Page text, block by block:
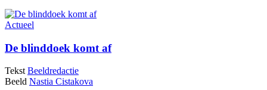
Actueel
De blinddoek komt af
Tekst Beeldredactie
Beeld Nastia Cistakova